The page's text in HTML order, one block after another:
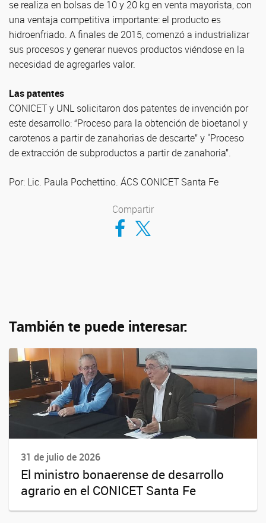
se realiza en bolsas de 10 y 20 kg en venta mayorista, con
una ventaja competitiva importante: el producto es
hidroenfriado. A finales de 2015, comenzó a industrializar
sus procesos y generar nuevos productos viéndose en la
necesidad de agregarles valor.
Las patentes
CONICET y UNL solicitaron dos patentes de invención por
este desarrollo: “Proceso para la obtención de bioetanol y
carotenos a partir de zanahorias de descarte” y "Proceso
de extracción de subproductos a partir de zanahoria”.
Por: Lic. Paula Pochettino. ÁCS CONICET Santa Fe
Compartir
Compartir en Facebook
Compartir en Twitter
También te puede interesar:
31 de julio de 2026
El ministro bonaerense de desarrollo
agrario en el CONICET Santa Fe